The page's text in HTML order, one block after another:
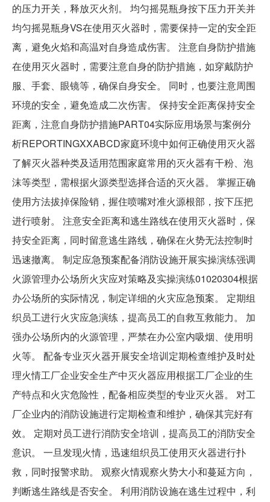
的压力开关，释放灭火剂。 均匀摇晃瓶身按下压力开关并
均匀摇晃瓶身VS在使用灭火器时，需要保持一定的安全距
离，避免火焰和高温对自身造成伤害。 注意自身防护措施
在使用灭火器时，需要注意自身的防护措施，如穿戴防护
服、手套、眼镜等，确保自身安全。 同时，也要注意周围
环境的安全，避免造成二次伤害。 保持安全距离保持安全
距离，注意自身防护措施PART04实际应用场景与案例分
析REPORTINGXXABCD家庭环境中如何正确使用灭火器
了解灭火器种类及适用范围家庭常用的灭火器有干粉、泡
沫等类型，需根据火源类型选择合适的灭火器。 掌握正确
使用方法拔掉保险销，握住喷嘴对准火源根部，按下压把
进行喷射。 注意安全距离和逃生路线在使用灭火器时，保
持安全距离，同时留意逃生路线，确保在火势无法控制时
迅速撤离。 制定应急预案配备消防设施开展实操演练强调
火源管理办公场所火灾应对策略及实操演练01020304根据
办公场所的实际情况，制定详细的火灾应急预案。 定期组
织员工进行火灾应急演练，提高员工的自救互救能力。 加
强办公场所内的火源管理，严禁在办公室内吸烟、使用明
火等。 配备专业灭火器开展安全培训定期检查维护及时处
理火情工厂企业安全生产中灭火器应用根据工厂企业的生
产特点和火灾危险性，配备相应类型的专业灭火器。 对工
厂企业内的消防设施进行定期检查和维护，确保其完好有
效。 定期对员工进行消防安全培训，提高员工的消防安全
意识。 一旦发现火情，迅速组织员工使用灭火器进行扑
救，同时报警求助。 观察火情观察火势大小和蔓延方向，
判断逃生路线是否安全。 利用消防设施在逃生过程中，利